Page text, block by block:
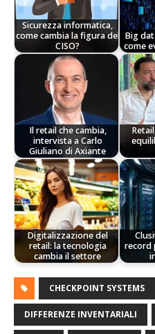
Sicurezza informatica,
come cambia la figura del
CISO?
Big
come
Il retail che cambia,
intervista a Carlo
Giuliano di Axiante
Digitalizzazione del
retail: la tecnologia
cambia il settore
record
CHECKPOINT SYSTEMS
DIFFERENZE INVENTARIALI